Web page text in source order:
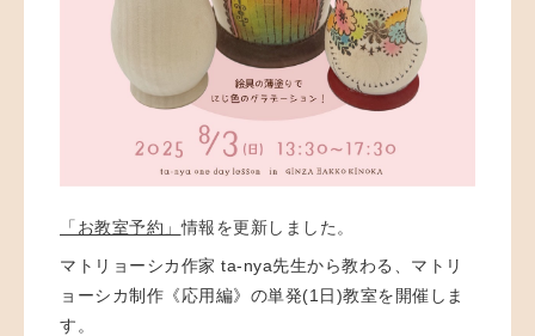
「お教室予約」情報を更新しました。
マトリョーシカ作家 ta-nya先生から教わる、マトリ
ョーシカ制作《応用編》の単発(1日)教室を開催しま
す。